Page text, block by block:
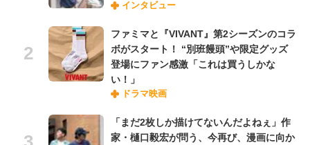
インタビュー
ファミマと『VIVANT』第2シーズンのコラ
ボがスタート！ “別班饅頭”や限定グッズ
登場にファン感激「これは買うしかな
い！」
ドラマ映画
「まだ2枚しか描けてないんだよねぇ」作
家・樋口毅宏が問う、今再び、漫画に向か